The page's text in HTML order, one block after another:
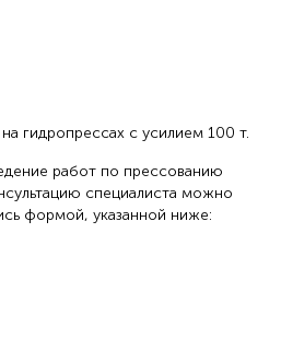
гидропрессах с усилием 100 т.
работ по прессованию
специалиста можно
формой, указанной ниже: